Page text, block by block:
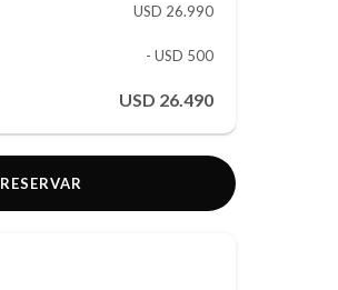
26.990
- USD 500
26.490
RESERVAR